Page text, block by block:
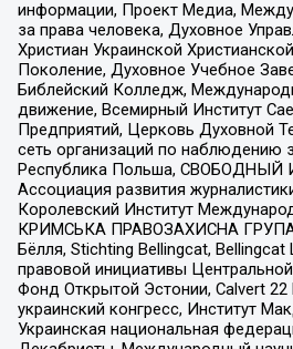
информации, Проект Медиа,
за права человека, Духовное
Христиан Украинской
Поколение, Духовное Учебное
Библейский Колледж,
движение, Всемирный Институт
Предприятий, Церковь Духовной
сеть организаций по наблюдению
Республика Польша, СВОБОДНЫЙ
Ассоциация развития
Королевский Институт
КРИМСЬКА ПРАВОЗАХИСНА
Бёлля, Stichting Bellingcat, Bellingcat
правовой инициативы
Фонд Открытой Эстонии, Calvert 22
украинский конгресс, Институт
Украинская национальная